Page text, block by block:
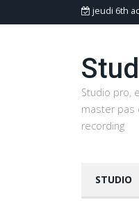
jeudi 6th
Studio pro,
master pas
recording
STUDIO